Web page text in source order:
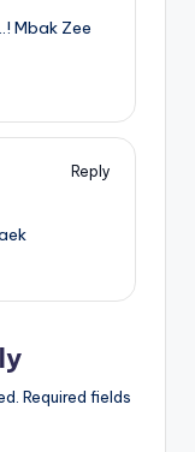
Mbak Zee
Reply
Required fields